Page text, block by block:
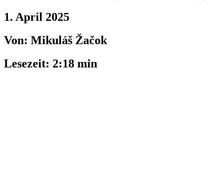
1. April 2025
Von: Mikuláš Žačok
Lesezeit: 2:18 min